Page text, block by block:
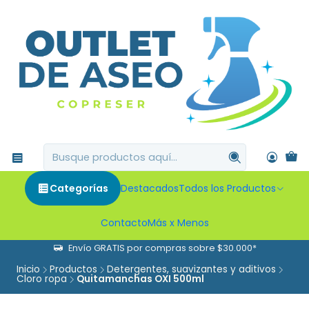
Categorías DestacadosTodos los Productos
ContactoMás x Menos
Envío GRATIS por compras sobre $30.000*
Inicio Productos Detergentes, suavizantes y aditivos
Cloro ropa Quitamanchas OXI 500ml